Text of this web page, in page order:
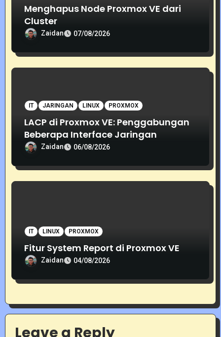
o
n
Menghapus Node Proxmox VE dari
Cluster
Zaidan 07/08/2026
IT JARINGAN LINUX PROXMOX
LACP di Proxmox VE: Penggabungan
Beberapa Interface Jaringan
Zaidan 06/08/2026
IT LINUX PROXMOX
Fitur System Report di Proxmox VE
Zaidan 04/08/2026
Leave a Reply